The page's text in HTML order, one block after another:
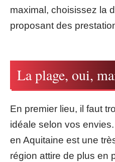
maximal, choisissez la
proposant des
La plage, oui,
En premier lieu, il faut
idéale selon vos
en Aquitaine est une
région attire de plus en